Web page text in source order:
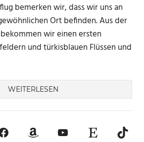
bemerken wir, dass wir uns an
Ort befinden. Aus der
wir einen ersten
und türkisblauen Flüssen und
WEITERLESEN
AmazonYouTube
Etsy-Shop